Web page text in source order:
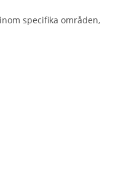
specifika områden,